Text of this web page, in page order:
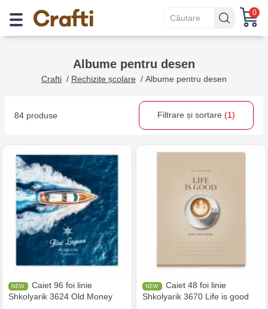
0
Albume pentru desen
Crafti / Rechizite școlare / Albume pentru desen
84 produse Filtrare și sortare (1)
Caiet 96 foi linie
Shkolyarik 3624 Old Money
Caiet 48 foi linie
Shkolyarik 3670 Life is good